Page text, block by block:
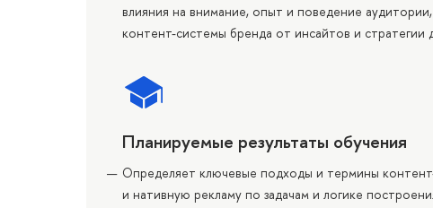
влияния на внимание, опыт и поведение
контент-системы бренда от инсайтов и
Планируемые результаты обучения
Определяет ключевые подходы и термины контент-
и нативную рекламу по задачам и логике